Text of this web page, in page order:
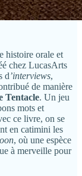
histoire orale et
chez LucasArts
d’interviews,
de manière
Tentacle. Un jeu
mots et
ce livre, on se
en catimini les
, où une espèce
à merveille pour